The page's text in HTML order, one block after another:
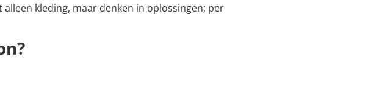
kleding, maar denken in oplossingen; per